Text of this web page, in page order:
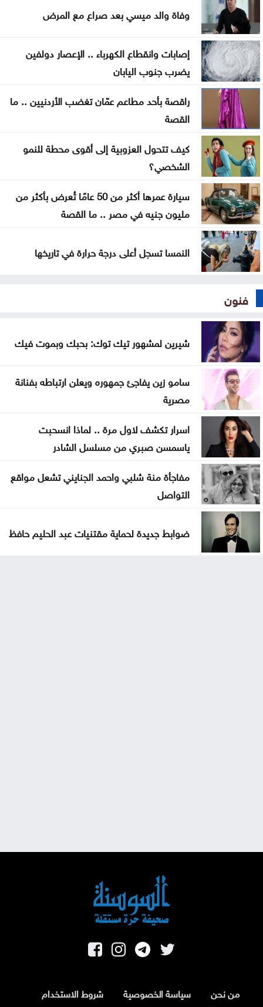
المنتخب الوطني ت 20 يتغلب على نظيره الكويتي وديا
الصفدي والزياني يبحثان تطورات الأوضاع الإقليمية
وسبل إنهاء التصعيد
اضطرابات جوية موسمية تضرب مناطق عربية خلال
الأيام المقبلة
وفاة والد ميسي بعد صراع مع المرض
إصابات وانقطاع الكهرباء .. الإعصار دولفين
يضرب جنوب اليابان
راقصة بأحد مطاعم عمّان تغضب الأردنيين .. ما
القصة
كيف تتحول العزوبية إلى أقوى محطة للنمو
الشخصي؟
سيارة عمرها أكثر من 50 عامًا تُعرض بأكثر من
مليون جنيه في مصر .. ما القصة
النمسا تسجل أعلى درجة حرارة في تاريخها
فنون
شيرين لمشهور تيك توك: بحبك وبموت فيك
سامو زين يفاجئ جمهوره ويعلن ارتباطه بفنانة
مصرية
اسرار تكشف لاول مرة .. لماذا انسحبت
ياسمسن صبري من مسلسل الشادر
مفاجأة منة شلبي واحمد الجنايني تشعل مواقع
التواصل
ضوابط جديدة لحماية مقتنيات عبد الحليم حافظ
من نحن سياسة الخصوصية
شروط الاستخدام